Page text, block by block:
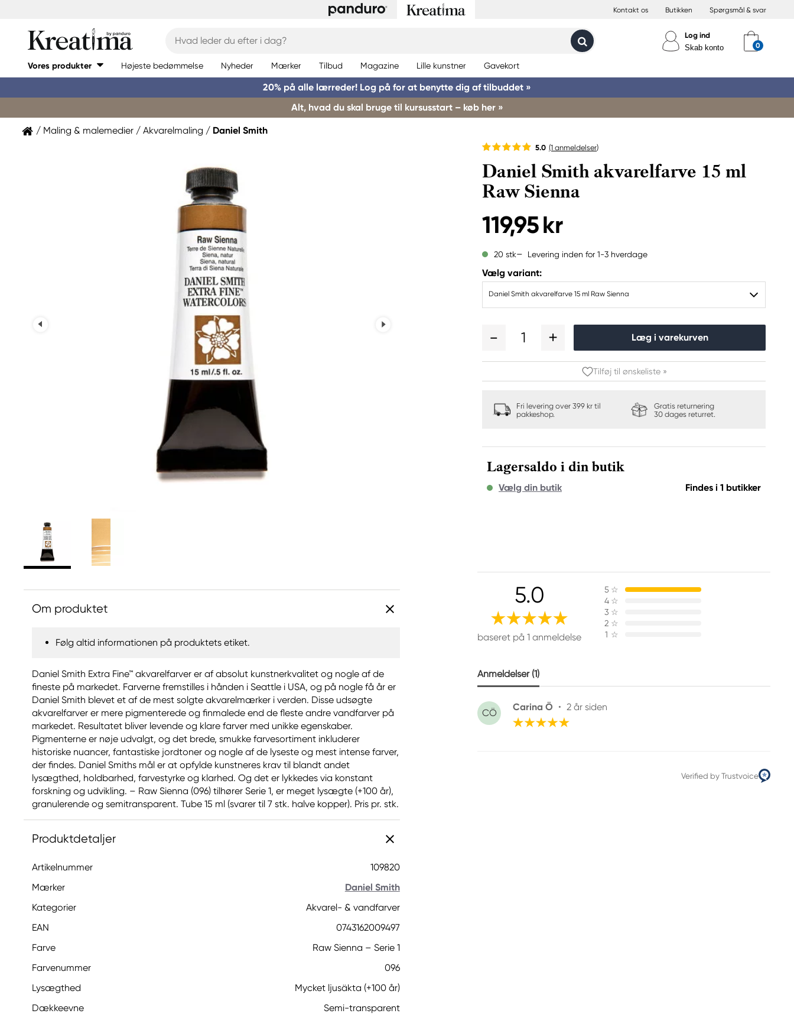
Kontakt os Butikken Spørgsmål & svar
Log ind
Skab konto
Vores produkter Højeste bedømmelse Nyheder Mærker Tilbud Magazine Lille kunstner Gavekort
20% på alle lærreder! Log på for at benytte dig af tilbuddet »
Alt, hvad du skal bruge til kursusstart – køb her »
Maling & malemedier Akvarelmaling Daniel Smith
5.0 (1 anmeldelser)
Daniel Smith akvarelfarve 15 ml
Raw Sienna
119,95 kr
20 stk Levering inden for 1-3 hverdage
Vælg variant:
Daniel Smith akvarelfarve 15 ml Raw Sienna
1 Læg i varekurven
Tilføj til ønskeliste »
Fri levering over 399 kr til
pakkeshop.
Gratis returnering
30 dages returret.
Lagersaldo i din butik
Vælg din butik Findes i 1 butikker
Om produktet
Følg altid informationen på produktets etiket.
Daniel Smith Extra Fine™ akvarelfarver er af absolut kunstnerkvalitet og nogle af de
fineste på markedet. Farverne fremstilles i hånden i Seattle i USA, og på nogle få år er
Daniel Smith blevet et af de mest solgte akvarelmærker i verden. Disse udsøgte
akvarelfarver er mere pigmenterede og finmalede end de fleste andre vandfarver på
markedet. Resultatet bliver levende og klare farver med unikke egenskaber.
Pigmenterne er nøje udvalgt, og det brede, smukke farvesortiment inkluderer
historiske nuancer, fantastiske jordtoner og nogle af de lyseste og mest intense farver,
der findes. Daniel Smiths mål er at opfylde kunstneres krav til blandt andet
lysægthed, holdbarhed, farvestyrke og klarhed. Og det er lykkedes via konstant
forskning og udvikling. – Raw Sienna (096) tilhører Serie 1, er meget lysægte (+100 år),
granulerende og semitransparent. Tube 15 ml (svarer til 7 stk. halve kopper). Pris pr. stk.
Produktdetaljer
Artikelnummer
109820
Mærker
Daniel Smith
Kategorier
Akvarel- & vandfarver
EAN
0743162009497
Farve
Raw Sienna – Serie 1
Farvenummer
096
Lysægthed
Mycket ljusäkta (+100 år)
Dækkeevne
Semi-transparent
5.0
baseret på 1 anmeldelse
5 ☆
4 ☆
3 ☆
2 ☆
1 ☆
Anmeldelser (1)
CÖ
Carina Ö • 2 år siden
Verified by Trustvoice